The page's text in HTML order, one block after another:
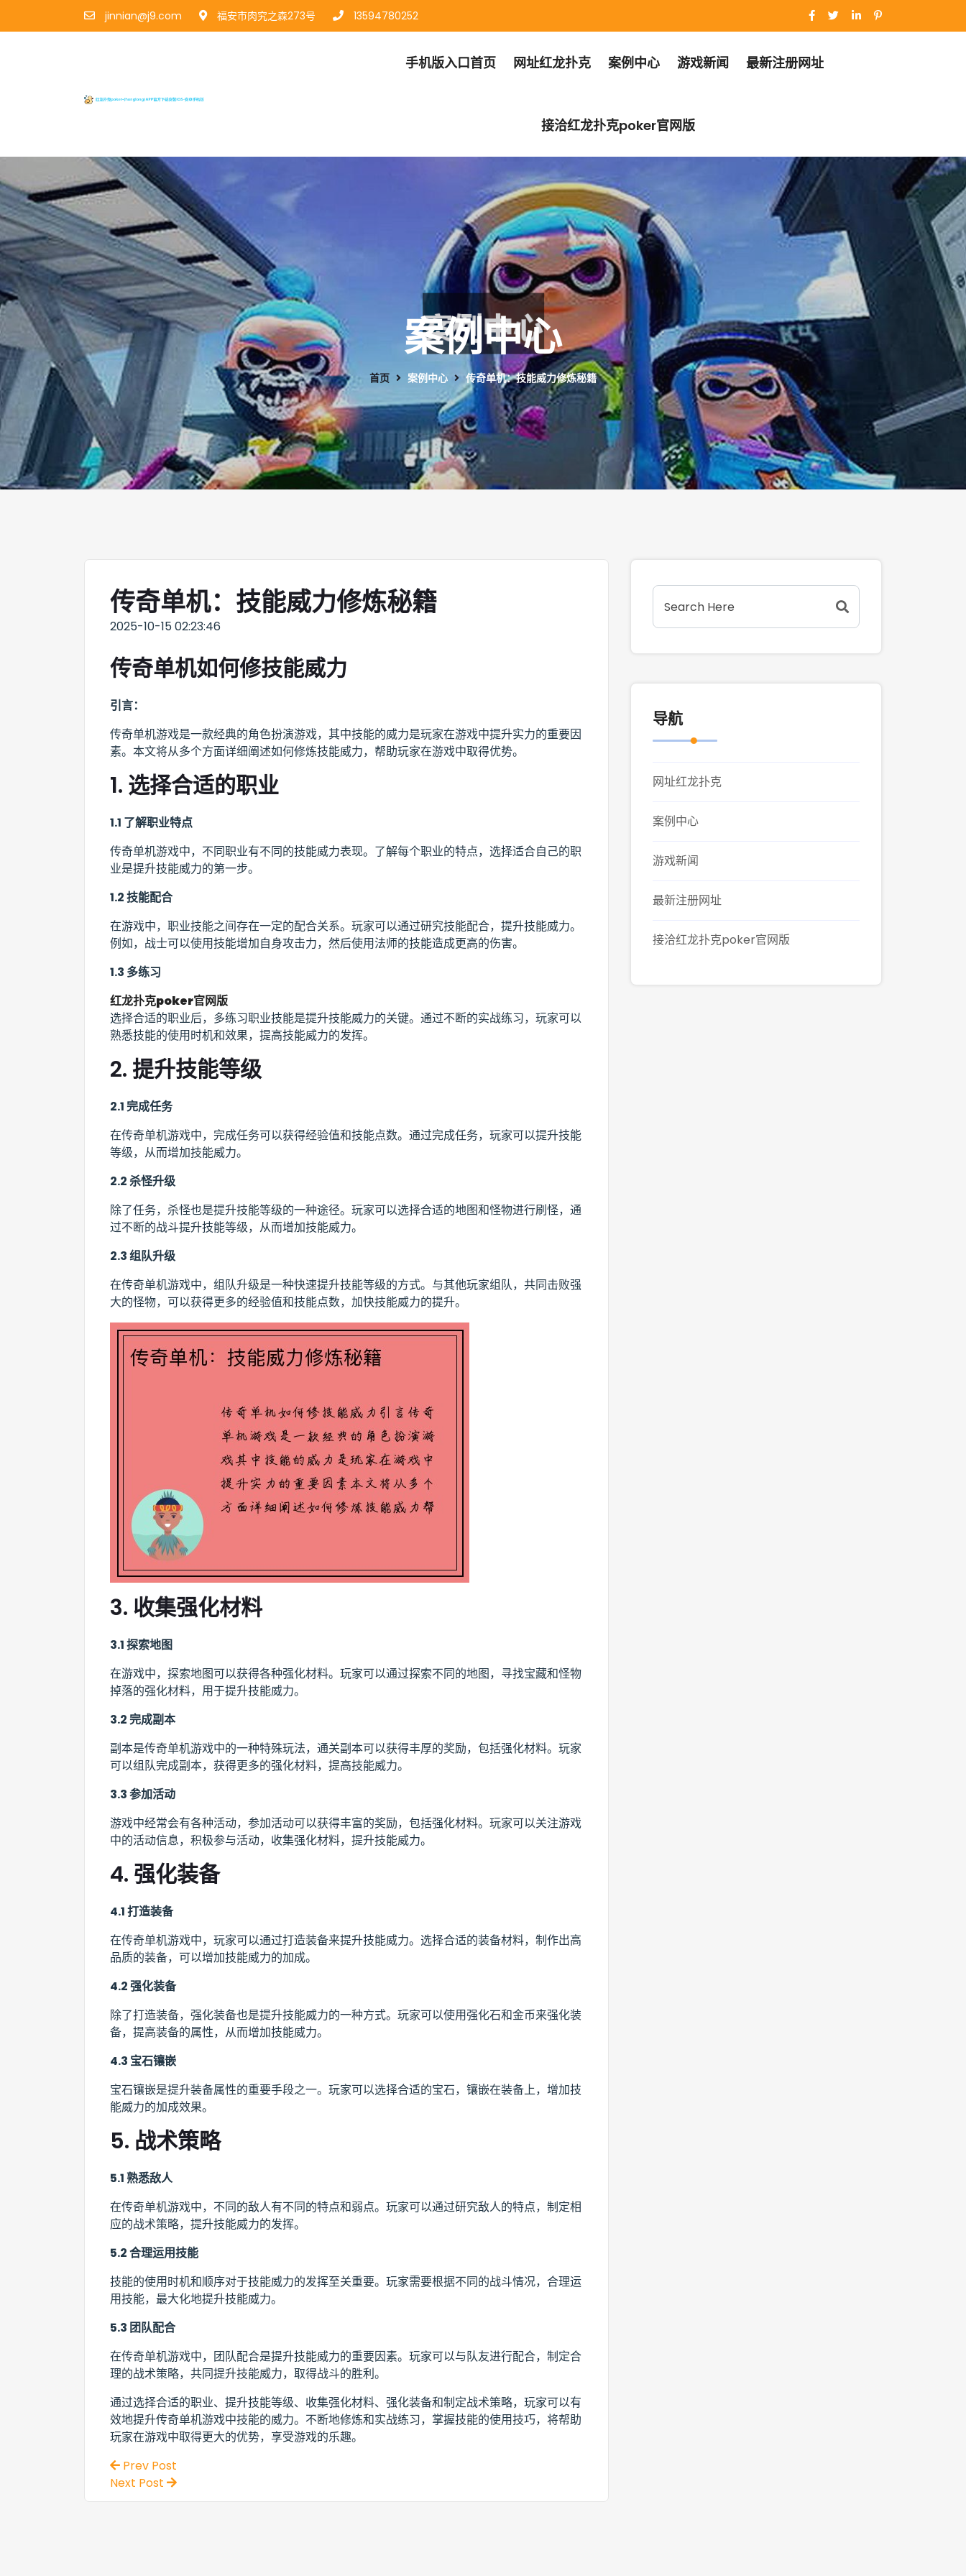
jinnian@j9.com 福安市肉究之森273号 13594780252
手机版入口首页 网址红龙扑克 案例中心 游戏新闻 最新注册网址
接洽红龙扑克poker官网版
案例中心
首页 案例中心 传奇单机：技能威力修炼秘籍
传奇单机：技能威力修炼秘籍
2025-10-15 02:23:46
传奇单机如何修技能威力
引言：
传奇单机游戏是一款经典的角色扮演游戏，其中技能的威力是玩家在游戏中提升实力的重要因
素。本文将从多个方面详细阐述如何修炼技能威力，帮助玩家在游戏中取得优势。
1. 选择合适的职业
1.1 了解职业特点
传奇单机游戏中，不同职业有不同的技能威力表现。了解每个职业的特点，选择适合自己的职
业是提升技能威力的第一步。
1.2 技能配合
在游戏中，职业技能之间存在一定的配合关系。玩家可以通过研究技能配合，提升技能威力。
例如，战士可以使用技能增加自身攻击力，然后使用法师的技能造成更高的伤害。
1.3 多练习
红龙扑克poker官网版
选择合适的职业后，多练习职业技能是提升技能威力的关键。通过不断的实战练习，玩家可以
熟悉技能的使用时机和效果，提高技能威力的发挥。
2. 提升技能等级
2.1 完成任务
在传奇单机游戏中，完成任务可以获得经验值和技能点数。通过完成任务，玩家可以提升技能
等级，从而增加技能威力。
2.2 杀怪升级
除了任务，杀怪也是提升技能等级的一种途径。玩家可以选择合适的地图和怪物进行刷怪，通
过不断的战斗提升技能等级，从而增加技能威力。
2.3 组队升级
在传奇单机游戏中，组队升级是一种快速提升技能等级的方式。与其他玩家组队，共同击败强
大的怪物，可以获得更多的经验值和技能点数，加快技能威力的提升。
3. 收集强化材料
3.1 探索地图
在游戏中，探索地图可以获得各种强化材料。玩家可以通过探索不同的地图，寻找宝藏和怪物
掉落的强化材料，用于提升技能威力。
3.2 完成副本
副本是传奇单机游戏中的一种特殊玩法，通关副本可以获得丰厚的奖励，包括强化材料。玩家
可以组队完成副本，获得更多的强化材料，提高技能威力。
3.3 参加活动
游戏中经常会有各种活动，参加活动可以获得丰富的奖励，包括强化材料。玩家可以关注游戏
中的活动信息，积极参与活动，收集强化材料，提升技能威力。
4. 强化装备
4.1 打造装备
在传奇单机游戏中，玩家可以通过打造装备来提升技能威力。选择合适的装备材料，制作出高
品质的装备，可以增加技能威力的加成。
4.2 强化装备
除了打造装备，强化装备也是提升技能威力的一种方式。玩家可以使用强化石和金币来强化装
备，提高装备的属性，从而增加技能威力。
4.3 宝石镶嵌
宝石镶嵌是提升装备属性的重要手段之一。玩家可以选择合适的宝石，镶嵌在装备上，增加技
能威力的加成效果。
5. 战术策略
5.1 熟悉敌人
在传奇单机游戏中，不同的敌人有不同的特点和弱点。玩家可以通过研究敌人的特点，制定相
应的战术策略，提升技能威力的发挥。
5.2 合理运用技能
技能的使用时机和顺序对于技能威力的发挥至关重要。玩家需要根据不同的战斗情况，合理运
用技能，最大化地提升技能威力。
5.3 团队配合
在传奇单机游戏中，团队配合是提升技能威力的重要因素。玩家可以与队友进行配合，制定合
理的战术策略，共同提升技能威力，取得战斗的胜利。
通过选择合适的职业、提升技能等级、收集强化材料、强化装备和制定战术策略，玩家可以有
效地提升传奇单机游戏中技能的威力。不断地修炼和实战练习，掌握技能的使用技巧，将帮助
玩家在游戏中取得更大的优势，享受游戏的乐趣。
Prev Post
Next Post
导航
网址红龙扑克
案例中心
游戏新闻
最新注册网址
接洽红龙扑克poker官网版